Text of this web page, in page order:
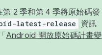
2 季和第 4 季將原始碼發
latest-release
資訊
Android 開放原始碼計畫變